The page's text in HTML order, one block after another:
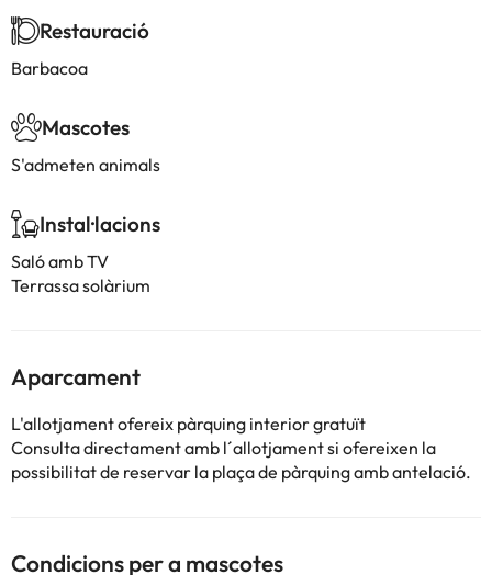
Restauració
Barbacoa
Mascotes
S'admeten animals
Instal·lacions
Saló amb TV
Terrassa solàrium
Aparcament
L'allotjament ofereix pàrquing interior gratuït
Consulta directament amb l´allotjament si ofereixen la
possibilitat de reservar la plaça de pàrquing amb antelació.
Condicions per a mascotes